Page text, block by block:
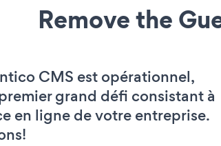
Remove the
CMS est opérationnel,
grand défi consistant à
en ligne de votre entreprise.